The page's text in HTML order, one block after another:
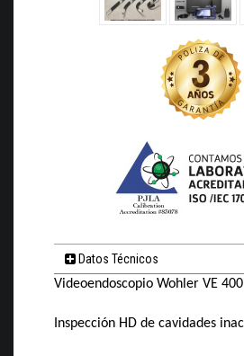
Datos Técnicos
Videoendoscopio Wohler VE
Inspección HD de cavidades